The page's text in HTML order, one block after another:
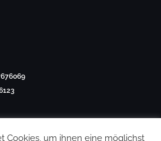
Cookies, um ihnen eine möglichst